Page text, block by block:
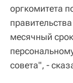
оргкомитета
месячный
совета", -